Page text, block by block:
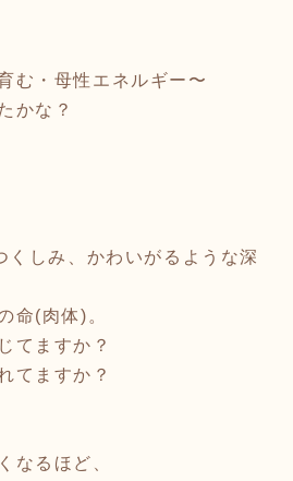
む・母性エネルギー〜
かな？
くしみ、かわいがるような深
命(肉体)。
てますか？
てますか？
なるほど、